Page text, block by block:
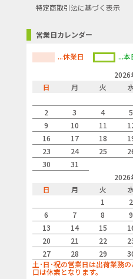
特定商取引法に基づく表示
営業日カレンダー
...休業日
...本
2026
日
月 火
2
3 4 5
9
10 11
16
17 18
23
24 25
30
31
2026
日
月 火
1
2
6
7 8 9
13
14 15
20
21 22
27
28 29
土･日･祝の営業日は出荷業務
口は休業となります。